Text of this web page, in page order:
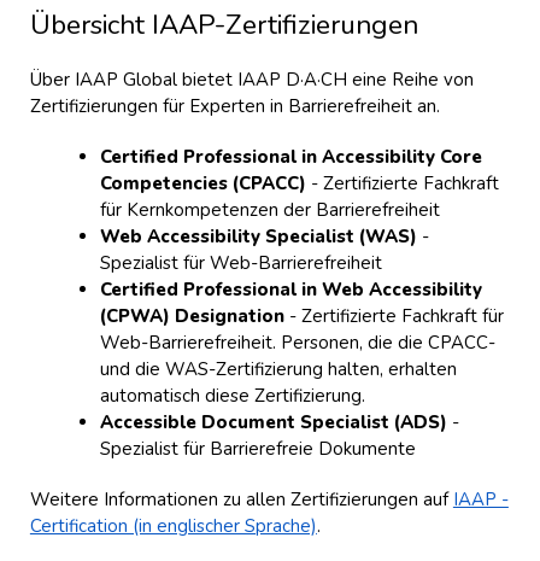
Übersicht IAAP-Zertifizierungen
Über IAAP Global bietet IAAP D·A·CH eine Reihe von
Zertifizierungen für Experten in Barrierefreiheit an.
Certified Professional in Accessibility Core
Competencies (CPACC) - Zertifizierte Fachkraft
für Kernkompetenzen der Barrierefreiheit
Web Accessibility Specialist (WAS) -
Spezialist für Web-Barrierefreiheit
Certified Professional in Web Accessibility
(CPWA) Designation - Zertifizierte Fachkraft für
Web-Barrierefreiheit. Personen, die die CPACC-
und die WAS-Zertifizierung halten, erhalten
automatisch diese Zertifizierung.
Accessible Document Specialist (ADS) -
Spezialist für Barrierefreie Dokumente
Weitere Informationen zu allen Zertifizierungen auf IAAP -
Certification (in englischer Sprache).